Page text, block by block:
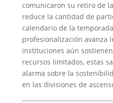
comunicaron su retiro de
reduce la cantidad de
calendario de la
profesionalización avanza
instituciones aún
recursos limitados, estas
alarma sobre la
en las divisiones de